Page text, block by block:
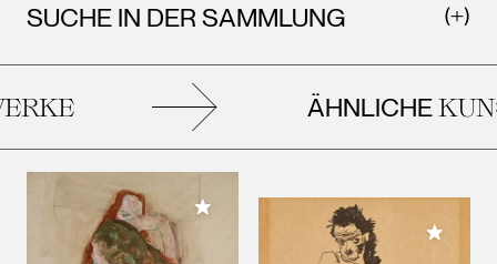
SUCHE IN DER SAMMLUNG
ÄHNLICHE
Meiner Sammlung hinzufügen
Meiner